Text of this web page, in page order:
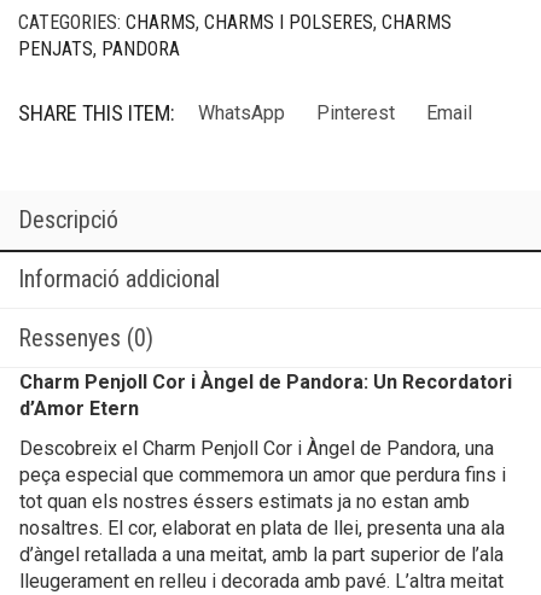
CATEGORIES: CHARMS, CHARMS I POLSERES, CHARMS
PENJATS, PANDORA
SHARE THIS ITEM: WhatsApp Pinterest Email
Descripció
Informació addicional
Ressenyes (0)
Charm Penjoll Cor i Àngel de Pandora: Un Recordatori
d’Amor Etern
Descobreix el Charm Penjoll Cor i Àngel de Pandora, una
peça especial que commemora un amor que perdura fins i
tot quan els nostres éssers estimats ja no estan amb
nosaltres. El cor, elaborat en plata de llei, presenta una ala
d’àngel retallada a una meitat, amb la part superior de l’ala
lleugerament en relleu i decorada amb pavé. L’altra meitat